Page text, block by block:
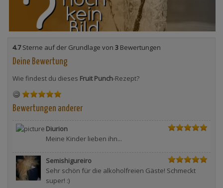
4.7Sterne auf der Grundlage von 3 Bewertungen
Deine Bewertung
Wie findest du dieses Fruit Punch-Rezept?
Bewertungen anderer
Diurion
Meine Kinder lieben ihn...
Semishigureiro
Sehr schön für die alkoholfreien Gäste! Schmeckt
super! :)